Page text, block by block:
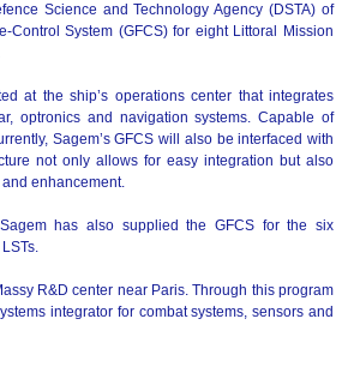
Science and Technology Agency (DSTA) of
System (GFCS) for eight Littoral Mission
at the ship’s operations center that integrates
optronics and navigation systems. Capable of
Sagem’s GFCS will also be interfaced with
not only allows for easy integration but also
enhancement.
has also supplied the GFCS for the six
R&D center near Paris. Through this program
integrator for combat systems, sensors and